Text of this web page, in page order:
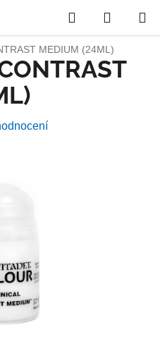
Hledat
KOŠÍK
MEDIUM (24ML)